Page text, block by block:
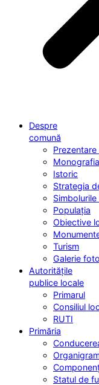
Despre
comună
Prezentare
Istoric
Strategia
Populația
Obiective
Turism
Galerie foto
Autoritățile
publice locale
Primarul
Consiliul
RUTI
Primăria
Statul de